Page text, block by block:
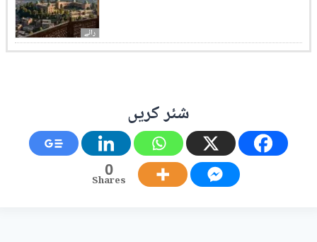
رائے
شئر کریں
0
Shares